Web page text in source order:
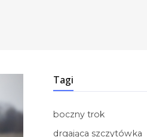
Tagi
boczny trok
drgająca szczytówka